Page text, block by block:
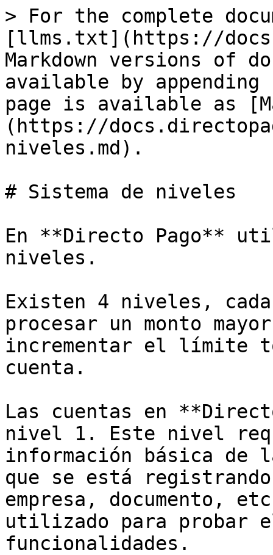
> For the complete
[llms.txt](https://
Markdown versions of
available by
page is available as
(https://
niveles.md).
# Sistema de niveles
En **Directo Pago**
niveles.
Existen 4 niveles,
procesar un monto
incrementar el límite
cuenta.
Las cuentas en
nivel 1. Este nivel
información básica de
que se está
empresa, documento,
utilizado para probar
funcionalidades.